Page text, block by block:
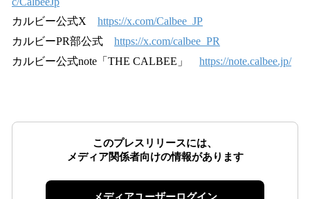
カルビー公式X https://x.com/Calbee_JP
カルビーPR部公式 https://x.com/calbee_PR
カルビー公式note「THE CALBEE」 https://note.calbee.jp/
このプレスリリースには、
メディア関係者向けの情報があります
メディアユーザーログイン